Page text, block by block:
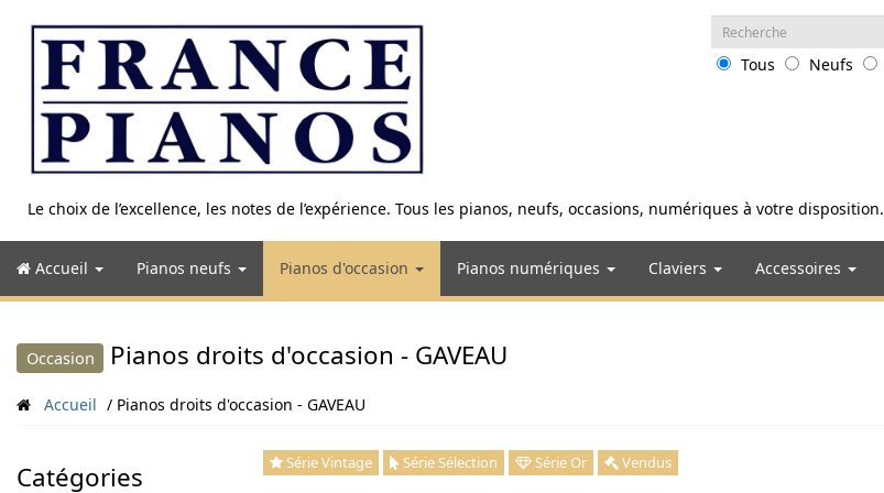
contenu
Le choix de l’excellence, les notes de l’expérience. Tous les pianos, neufs, occasions, numériques à votre disposition.
Recherche
:
Tous
Neufs
Accueil Pianos neufs Pianos d'occasion Pianos numériques Claviers Accessoires
Occasion Pianos droits d'occasion - GAVEAU
Accueil Pianos droits d'occasion - GAVEAU
Catégories Série Vintage Série Sélection Série Or Vendus